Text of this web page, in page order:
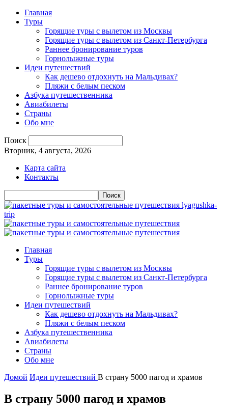
Главная
Туры
Горящие туры с вылетом из Москвы
Горящие туры с вылетом из Санкт-Петербурга
Раннее бронирование туров
Горнолыжные туры
Идеи путешествий
Как дешево отдохнуть на Мальдивах?
Пляжи с белым песком
Азбука путешественника
Авиабилеты
Страны
Обо мне
Поиск
Вторник, 4 августа, 2026
Карта сайта
Контакты
lyagushka-
trip
Главная
Туры
Горящие туры с вылетом из Москвы
Горящие туры с вылетом из Санкт-Петербурга
Раннее бронирование туров
Горнолыжные туры
Идеи путешествий
Как дешево отдохнуть на Мальдивах?
Пляжи с белым песком
Азбука путешественника
Авиабилеты
Страны
Обо мне
Домой Идеи путешествий В страну 5000 пагод и храмов
В страну 5000 пагод и храмов